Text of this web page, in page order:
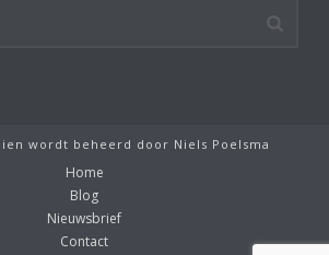
wordt beheerd door Niels Poelsma
Home
Blog
Nieuwsbrief
Contact